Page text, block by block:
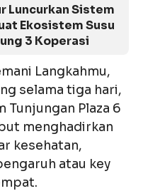
Luncurkan Sistem
Ekosistem Susu
3 Koperasi
Langkahmu,
selama tiga hari,
Tunjungan Plaza 6
menghadirkan
kesehatan,
atau key